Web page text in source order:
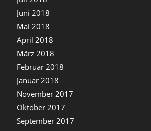
Juni 2018
Mai 2018
April 2018
März 2018
Februar 2018
Januar 2018
November 2017
Oktober 2017
September 2017